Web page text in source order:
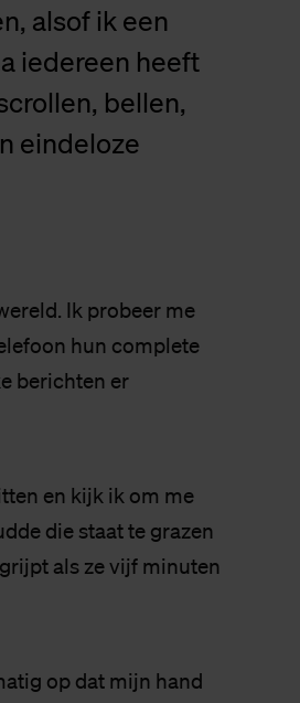
alsof ik een
iedereen heeft
bellen,
eindeloze
Ik probeer me
hun complete
berichten er
en kijk ik om me
die staat te grazen
als ze vijf minuten
op dat mijn hand